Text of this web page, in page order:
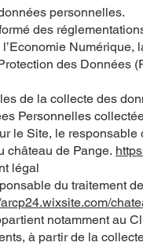
personnelles.
des
des Données
de la collecte des
Personnelles
le Site, le
château de Pange.
légal
du traitement
notamment au
à partir de la